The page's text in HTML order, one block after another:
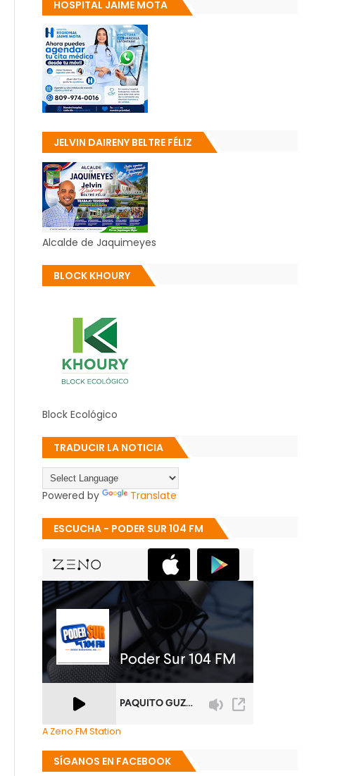
HOSPITAL JAIME MOTA
JELVIN DAIRENY BELTRE FÉLIZ
Alcalde de Jaquimeyes
BLOCK KHOURY
Block Ecológico
TRADUCIR LA NOTICIA
Powered by Translate
ESCUCHA - PODER SUR 104 FM
A Zeno.FM Station
SÍGANOS EN FACEBOOK